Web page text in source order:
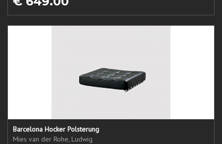
Barcelona Hocker Polsterung
Mies van der Rohe, Ludwig